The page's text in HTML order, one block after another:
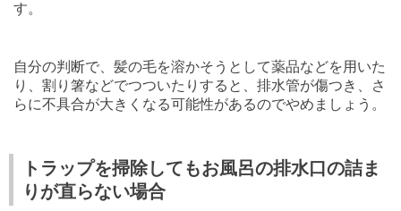
す。
自分の判断で、髪の毛を溶かそうとして薬品などを用いた
り、割り箸などでつついたりすると、排水管が傷つき、さ
らに不具合が大きくなる可能性があるのでやめましょう。
トラップを掃除してもお風呂の排水口の詰ま
りが直らない場合